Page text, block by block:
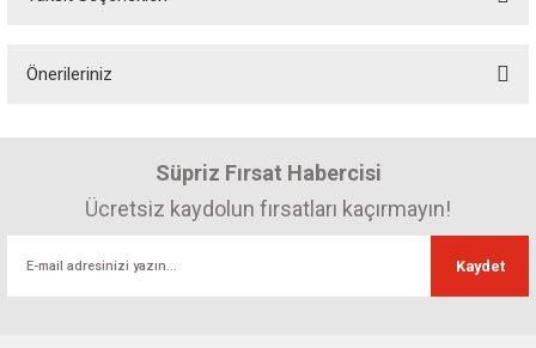
Önerileriniz
Görüş ve önerileriniz için teşekkür ederiz.
Ürün resmi kalitesiz, bozuk veya görüntülenemiyor.
Süpriz Fırsat Habercisi
Ücretsiz kaydolun fırsatları kaçırmayın!
Kaydet